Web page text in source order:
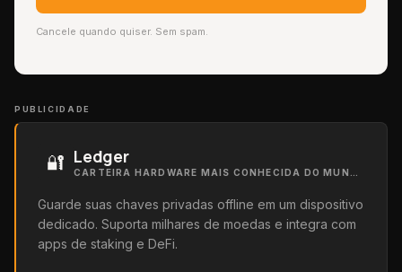
Cancele quando quiser. Sem spam.
PUBLICIDADE
🔐 Ledger
Guarde suas chaves privadas offline em um dispositivo
dedicado. Suporta milhares de moedas e integra com
apps de staking e DeFi.